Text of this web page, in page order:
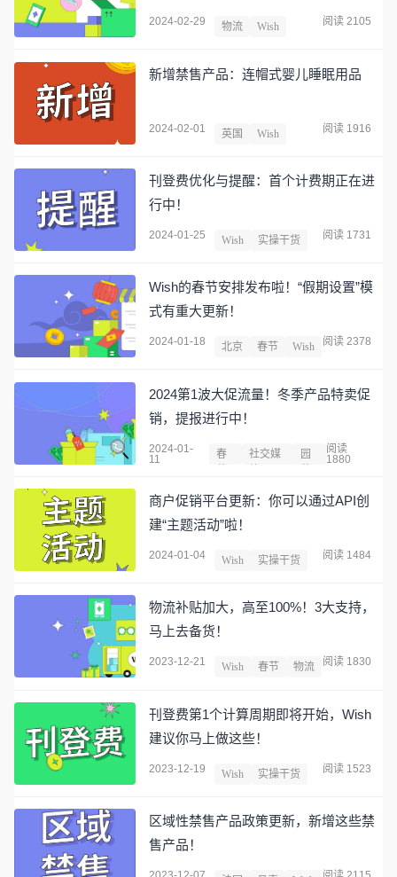
2024-02-29 物流 Wish 阅读 2105
新增禁售产品：连帽式婴儿睡眠用品
2024-02-01 英国 Wish 阅读 1916
刊登费优化与提醒：首个计费期正在进
行中！
2024-01-25 Wish 实操干货 阅读 1731
Wish的春节安排发布啦！“假期设置”模
式有重大更新！
2024-01-18 北京 春节 Wish 阅读 2378
2024第1波大促流量！冬季产品特卖促
销，提报进行中！
2024-01-
11
春
社交媒
园
阅读
1880
商户促销平台更新：你可以通过API创
建“主题活动”啦！
2024-01-04 Wish 实操干货 阅读 1484
物流补贴加大，高至100%！3大支持，
马上去备货！
2023-12-21 Wish 春节 物流 阅读 1830
刊登费第1个计算周期即将开始，Wish
建议你马上做这些！
2023-12-19 Wish 实操干货 阅读 1523
区域性禁售产品政策更新，新增这些禁
售产品！